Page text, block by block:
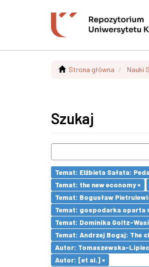
Strona główna Nauki
Szukaj
Temat: Elżbieta Sałata:
Temat: the new economy ×
Temat: Bogusław
Temat: gospodarka oparta
Temat: Dominika Goltz-
Temat: Andrzej Bogaj: The
Autor: Tomaszewska-
Autor: [et al.] ×